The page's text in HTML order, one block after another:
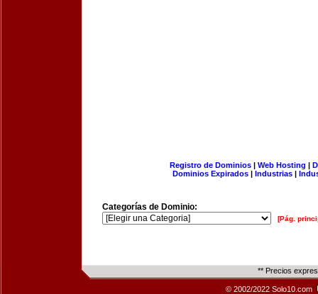
Registro de Dominios| Web Hosting |
Dominios Expirados | Industrias |
Categorías de Dominio:
[Pág.
** Precios
© 2002/2022 Solo10.com